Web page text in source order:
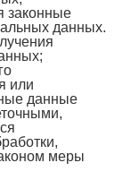
законные
данных.
или
данные
меры